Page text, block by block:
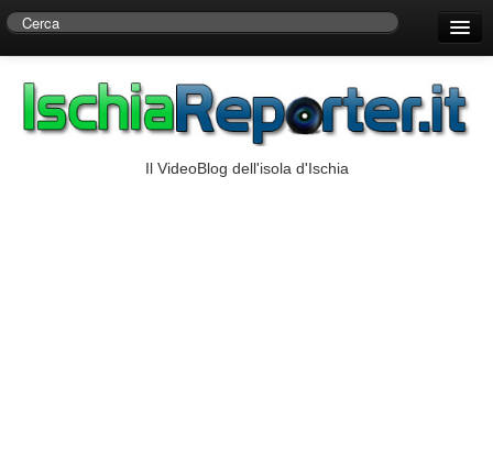
Centro di Ricerche Storiche D’Ambra
Il VideoBlog dell'isola d'Ischia